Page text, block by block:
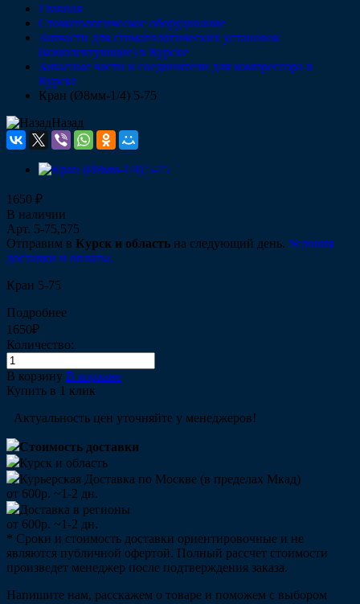
Главная
Стоматологическое оборудование
Запчасти для стоматологических установок
(комплектующие) в Курске
Запасные части и соединители для компрессора в
Курске
Кран (Ø8мм-1/4) 5-75
Назад
1650 ₽
В наличии
Арт. 5-75,575
Отправим в Курск и область на следующий день. Условия
доставки и оплаты.
Кран 5-75
Подробнее
1650₽
Количество:
В корзину В корзине
Купить в 1 клик
Актуальность цен уточняйте у менеджеров!
Стоимость доставки
Курск и область
Курьерская Доставка по Москве (в пределах Мкад)
от 600р. ~1-2 дн.
Доставка в регионы
от 600р. ~1-2 дн.
* Сроки и стоимость доставки ориентировочные и не
являются публичной офертой. Полный рассчет стоимости
произведет менеджер после подтверждения заказа.
Напишите нам, расскажем о товаре и поможем с выбором